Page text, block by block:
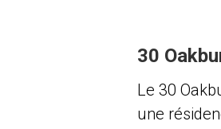
30
Le 30
une